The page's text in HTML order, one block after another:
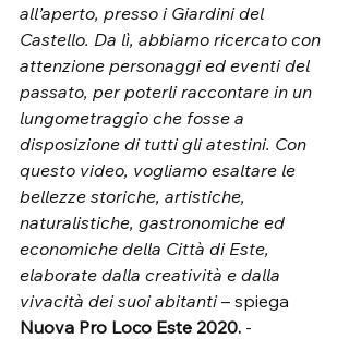
all’aperto, presso i Giardini del
Castello. Da lì, abbiamo ricercato con
attenzione personaggi ed eventi del
passato, per poterli raccontare in un
lungometraggio che fosse a
disposizione di tutti gli atestini. Con
questo video, vogliamo esaltare le
bellezze storiche, artistiche,
naturalistiche, gastronomiche ed
economiche della Città di Este,
elaborate dalla creatività e dalla
vivacità dei suoi abitanti – spiega
Nuova Pro Loco Este 2020. -